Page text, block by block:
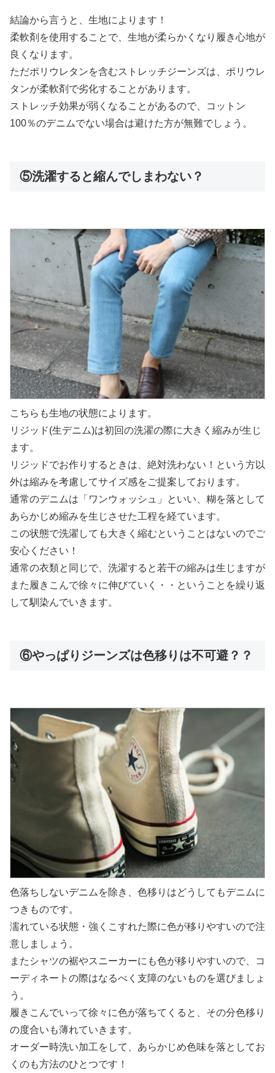
結論から言うと、生地によります！
柔軟剤を使用することで、生地が柔らかくなり履き心地が
良くなります。
ただポリウレタンを含むストレッチジーンズは、ポリウレ
タンが柔軟剤で劣化することがあります。
ストレッチ効果が弱くなることがあるので、コットン
100％のデニムでない場合は避けた方が無難でしょう。
⑤洗濯すると縮んでしまわない？
こちらも生地の状態によります。
リジッド(生デニム)は初回の洗濯の際に大きく縮みが生じ
ます。
リジッドでお作りするときは、絶対洗わない！という方以
外は縮みを考慮してサイズ感をご提案しております。
通常のデニムは「ワンウォッシュ」といい、糊を落として
あらかじめ縮みを生じさせた工程を経ています。
この状態で洗濯しても大きく縮むということはないのでご
安心ください！
通常の衣類と同じで、洗濯すると若干の縮みは生じますが
また履きこんで徐々に伸びていく・・ということを繰り返
して馴染んでいきます。
⑥やっぱりジーンズは色移りは不可避？？
色落ちしないデニムを除き、色移りはどうしてもデニムに
つきものです。
濡れている状態・強くこすれた際に色が移りやすいので注
意しましょう。
またシャツの裾やスニーカーにも色が移りやすいので、コ
ーディネートの際はなるべく支障のないものを選びましょ
う。
履きこんでいって徐々に色が落ちてくると、その分色移り
の度合いも薄れていきます。
オーダー時洗い加工をして、あらかじめ色味を落としてお
くのも方法のひとつです！